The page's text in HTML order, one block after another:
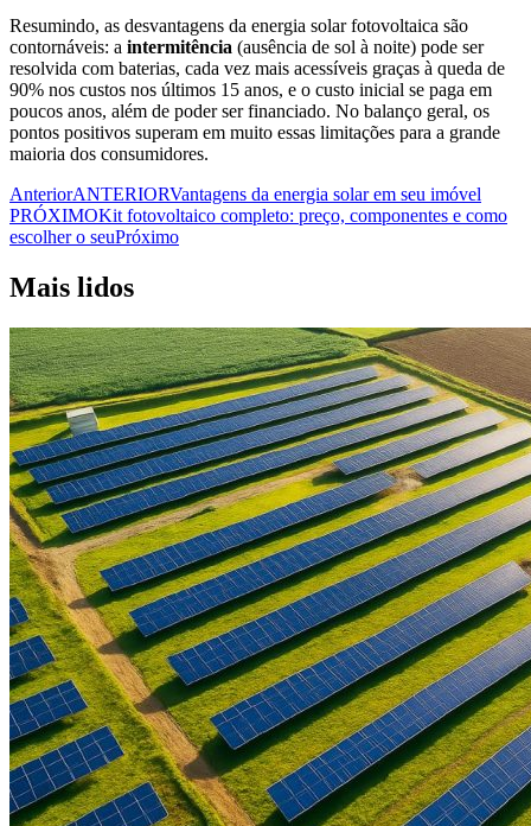
Resumindo, as desvantagens da energia solar fotovoltaica são
contornáveis: a intermitência (ausência de sol à noite) pode ser
resolvida com baterias, cada vez mais acessíveis graças à queda de
90% nos custos nos últimos 15 anos, e o custo inicial se paga em
poucos anos, além de poder ser financiado. No balanço geral, os
pontos positivos superam em muito essas limitações para a grande
maioria dos consumidores.
AnteriorANTERIORVantagens da energia solar em seu imóvel
PRÓXIMOKit fotovoltaico completo: preço, componentes e como
escolher o seuPróximo
Mais lidos